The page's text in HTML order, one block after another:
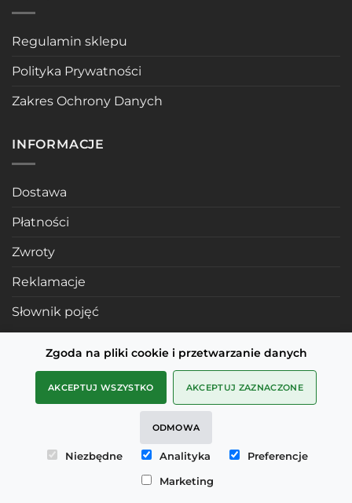
Zgoda na pliki cookie i przetwarzanie danych
AKCEPTUJ WSZYSTKO AKCEPTUJ ZAZNACZONE
ODMOWA
Niezbędne Analityka
Preferencje
Marketing
Regulamin sklepu
Polityka Prywatności
Zakres Ochrony Danych
INFORMACJE
Dostawa
Płatności
Zwroty
Reklamacje
Słownik pojęć
POLECANE STRONY
Profile mosiężne
mDesignStudio